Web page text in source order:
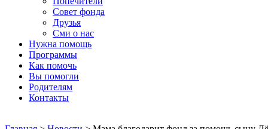
Совет фонда
Друзья
Сми о нас
Нужна помощь
Программы
Как помочь
Вы помогли
Родителям
Контакты